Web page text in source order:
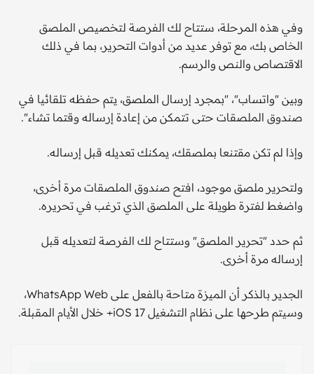
وفي هذه المرحلة، ستتاح لك الفرصة لتخصيص الملصق
الخاص بك، مع توفر عديد من أدوات التحرير، بما في ذلك
الاقتصاص والنص والرسم.
وبين "واتساب"، "بمجرد إرسال الملصق، يتم حفظه تلقائيا في
صندوق الملصقات حتى تتمكن من إعادة إرساله وقتما تشاء".
وإذا لم تكن مقتنعا بملصقك، يمكنك تعديله قبل إرساله.
ولتحرير ملصق موجود، افتح صندوق الملصقات مرة أخرى،
واضغط لفترة طويلة على الملصق الذي ترغب في تحريره.
ثم حدد "تحرير الملصق" وستتاح لك الفرصة لتعديله قبل
إرساله مرة أخرى.
الجدير بالذكر أن الميزة متاحة بالفعل على WhatsApp Web،
وسيتم طرحها على نظام التشغيل iOS 17+ خلال الأيام المقبلة.